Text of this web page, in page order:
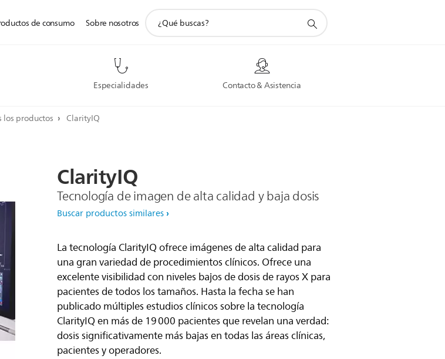
Especialidades Contacto & Asistencia
de consumo Sobre nosotros
los productos ClarityIQ
ClarityIQ
Tecnología de imagen de alta calidad y baja dosis
Buscar productos similares
La tecnología ClarityIQ ofrece imágenes de alta calidad para
una gran variedad de procedimientos clínicos. Ofrece una
excelente visibilidad con niveles bajos de dosis de rayos X para
pacientes de todos los tamaños. Hasta la fecha se han
publicado múltiples estudios clínicos sobre la tecnología
ClarityIQ en más de 19 000 pacientes que revelan una verdad:
dosis significativamente más bajas en todas las áreas clínicas,
pacientes y operadores.